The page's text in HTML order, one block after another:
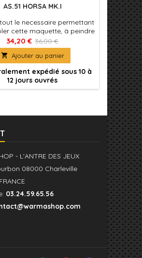
AS.51 HORSA MK.I
le necessaire permettant
cette maquette, à peindre
Colle et peintures non
incluses.
34,20 € 36,00 €
 Ajouter au panier
expédié sous 10 à
12 jours ouvrés
et à

- L'ANTRE DES JEUX
08000 Charleville
03.24.59.65.56